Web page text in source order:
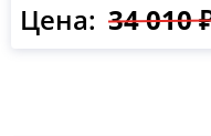
Цена: 34 010